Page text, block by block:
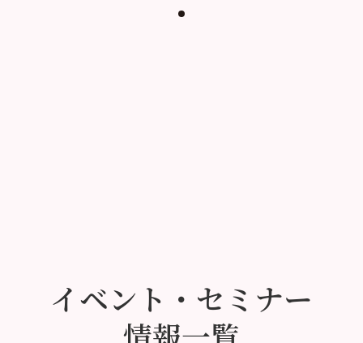
イベント・セミナー